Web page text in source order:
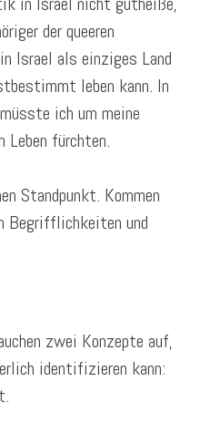
der queeren
Israel als einziges Land
leben kann. In
ich um meine
Leben fürchten.
Standpunkt. Kommen
Begrifflichkeiten und
zwei Konzepte auf,
identifizieren kann: